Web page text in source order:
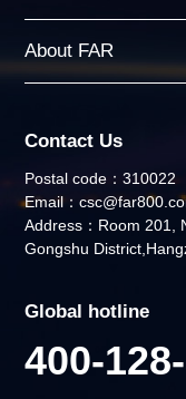
About FAR
Contact Us
Postal code：310022
Email：
Address：Room 201,
Gongshu
Global hotline
400-